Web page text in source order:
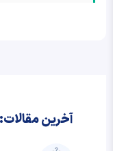
آخرین مقالات: